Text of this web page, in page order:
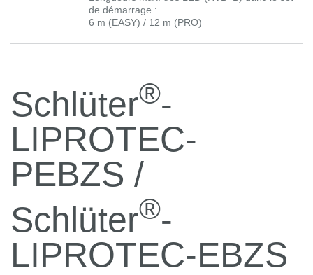
de démarrage :
6 m (EASY) / 12 m (PRO)
Schlüter®-
LIPROTEC-
PEBZS /
Schlüter®-
LIPROTEC-EBZS